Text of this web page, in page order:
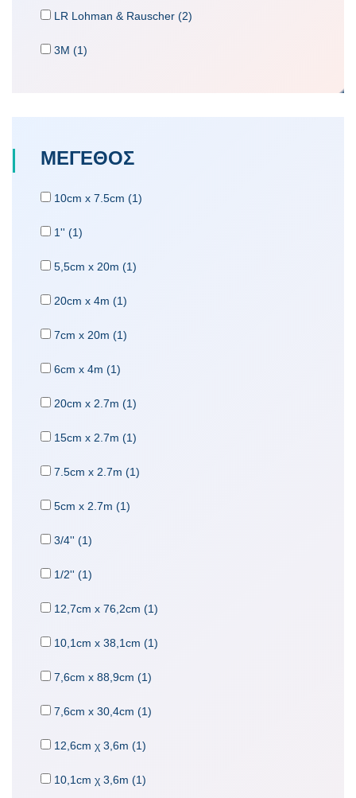
LR Lohman & Rauscher (2)
3M (1)
ΜΕΓΕΘΟΣ
10cm x 7.5cm (1)
1'' (1)
5,5cm x 20m (1)
20cm x 4m (1)
7cm x 20m (1)
6cm x 4m (1)
20cm x 2.7m (1)
15cm x 2.7m (1)
7.5cm x 2.7m (1)
5cm x 2.7m (1)
3/4'' (1)
1/2'' (1)
12,7cm x 76,2cm (1)
10,1cm x 38,1cm (1)
7,6cm x 88,9cm (1)
7,6cm x 30,4cm (1)
12,6cm χ 3,6m (1)
10,1cm χ 3,6m (1)